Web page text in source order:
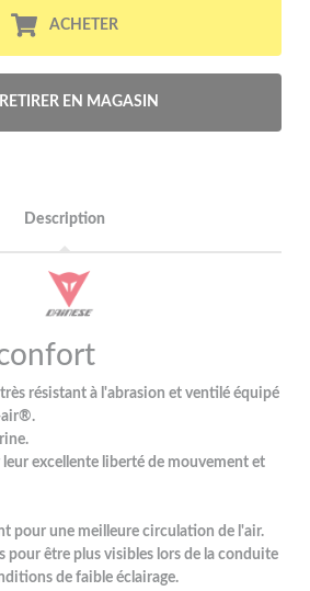
ACHETER
RETIRER EN MAGASIN
Description
résistant à l'abrasion et ventilé équipé
air®.
leur excellente liberté de mouvement et
pour une meilleure circulation de l'air.
pour être plus visibles lors de la conduite
de faible éclairage.